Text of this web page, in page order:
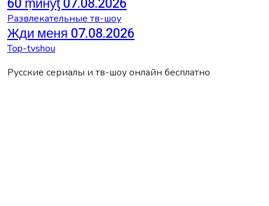
Развлекательные тв-шоу
Жди меня 07.08.2026
Top-tvshou
Русские сериалы и тв-шоу онлайн бесплатно